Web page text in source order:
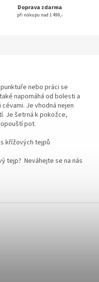
Doprava zdarma
při nákupu nad 1 499,-
nebo práci se
napomáhá od bolesti a
Je vhodná nejen
Je šetrná k pokožce,
pot.
křížových tejpů
tejp? Neváhejte se na nás